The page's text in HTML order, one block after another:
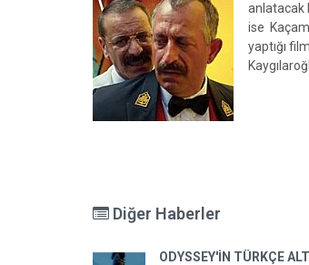
anlatacak
ise
yaptığı
Diğer Haberler
ODYSSEY'İN TÜRKÇE